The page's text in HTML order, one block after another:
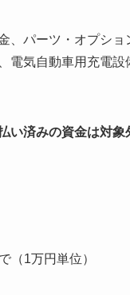
、パーツ・オプシ
電気自動車用充電
済みの資金は対象
（1万円単位）